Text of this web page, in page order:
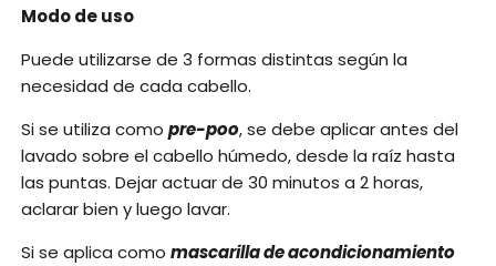
Modo de uso
Puede utilizarse de 3 formas distintas según la
necesidad de cada cabello.
Si se utiliza comopre-poo, se debe aplicar antes del
lavado sobre el cabello húmedo, desde la raíz hasta
las puntas. Dejar actuar de 30 minutos a 2 horas,
aclarar bien y luego lavar.
Si se aplica comomascarilla de acondicionamiento